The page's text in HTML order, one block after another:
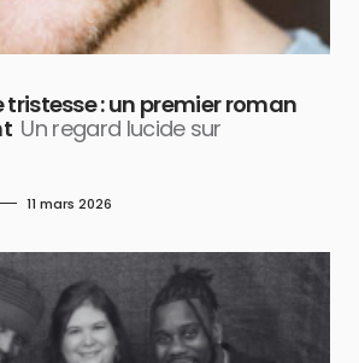
tristesse : un premier roman
Un regard lucide sur
11 mars 2026